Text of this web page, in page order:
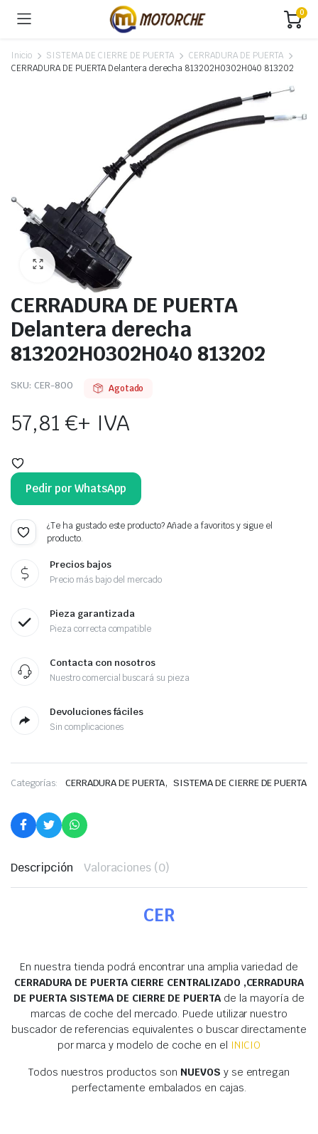
0
Inicio SISTEMA DE CIERRE DE PUERTA
CERRADURA DE PUERTA
CERRADURA DE PUERTA Delantera derecha 813202H0302H040 813202
CERRADURA DE PUERTA
Delantera derecha
813202H0302H040 813202
SKU: CER-800 Agotado
57,81€+ IVA
Pedir por WhatsApp
¿Te ha gustado este producto? Añade a favoritos y sigue el
producto.
Precios bajos
Precio más bajo del mercado
Pieza garantizada
Pieza correcta compatible
Contacta con nosotros
Nuestro comercial buscará su pieza
Devoluciones fáciles
Sin complicaciones
Categorías: CERRADURA DE PUERTA, SISTEMA DE CIERRE DE PUERTA
Descripción Valoraciones (0)
CER
En nuestra tienda podrá encontrar una amplia variedad de
CERRADURA DE PUERTA CIERRE CENTRALIZADO ,CERRADURA
DE PUERTA SISTEMA DE CIERRE DE PUERTA de la mayoría de
marcas de coche del mercado. Puede utilizar nuestro
buscador de referencias equivalentes o buscar directamente
por marca y modelo de coche en el INICIO
Todos nuestros productos son NUEVOS y se entregan
perfectamente embalados en cajas.